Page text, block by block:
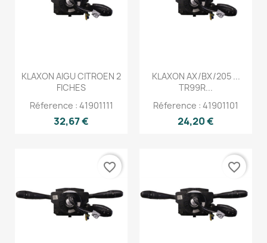
KLAXON AIGU CITROEN 2
FICHES
Réference : 41901111
32,67 €
KLAXON AX/BX/205 ...
TR99R...
Réference : 41901101
24,20 €
favorite_border favorite_border